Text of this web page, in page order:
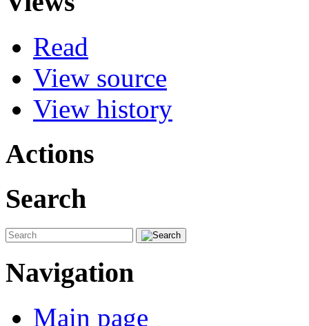
Read
View source
View history
Actions
Search
Navigation
Main page